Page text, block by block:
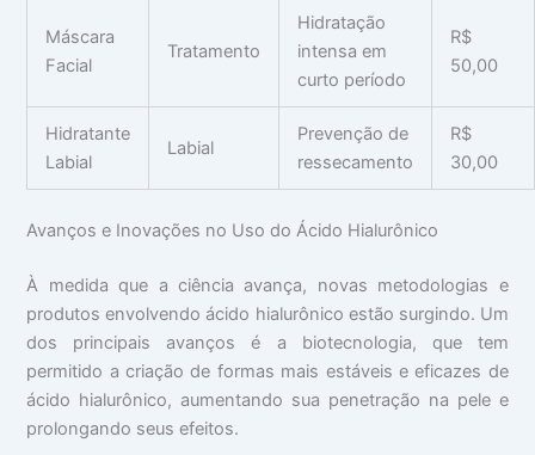
Máscara
Facial
Tratamento
Hidratação
intensa em
curto período
R$
50,00
Hidratante
Labial
Labial
Prevenção de
ressecamento
R$
30,00
Avanços e Inovações no Uso do Ácido Hialurônico
À medida que a ciência avança, novas metodologias e
produtos envolvendo ácido hialurônico estão surgindo. Um
dos principais avanços é a biotecnologia, que tem
permitido a criação de formas mais estáveis e eficazes de
ácido hialurônico, aumentando sua penetração na pele e
prolongando seus efeitos.